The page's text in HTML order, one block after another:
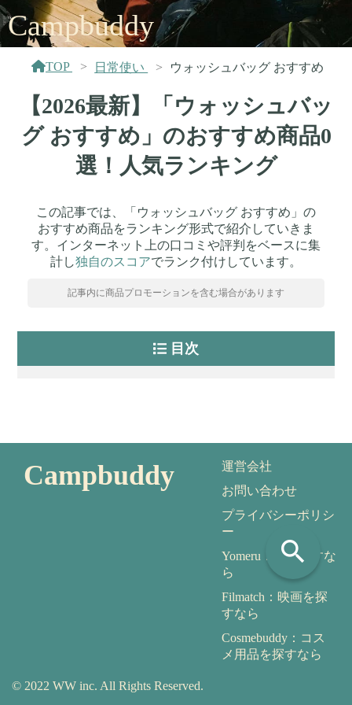
Campbuddy
TOP 日常使い ウォッシュバッグ おすすめ
【2026最新】「ウォッシュバッ
グ おすすめ」のおすすめ商品0
選！人気ランキング
この記事では、「ウォッシュバッグ おすすめ」の
おすすめ商品をランキング形式で紹介していきま
す。インターネット上の口コミや評判をベースに集
計し独自のスコアでランク付けしています。
記事内に商品プロモーションを含む場合があります
目次
search
Campbuddy
運営会社
お問い合わせ
プライバシーポリシ
ー
Yomeru：本を探すな
ら
Filmatch：映画を探
すなら
Cosmebuddy：コス
メ用品を探すなら
© 2022 WW inc. All Rights Reserved.